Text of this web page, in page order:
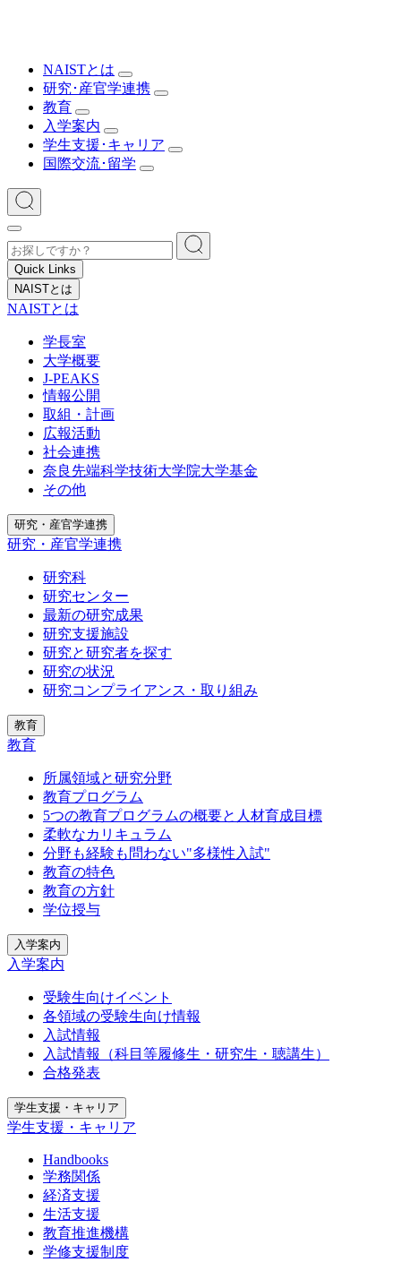
NAISTとは
研究･産官学連携
教育
入学案内
学生支援･キャリア
国際交流･留学
Quick Links
NAISTとは
NAISTとは
学長室
大学概要
J-PEAKS
情報公開
取組・計画
広報活動
社会連携
奈良先端科学技術大学院大学基金
その他
研究・産官学連携
研究・産官学連携
研究科
研究センター
最新の研究成果
研究支援施設
研究と研究者を探す
研究の状況
研究コンプライアンス・取り組み
教育
教育
所属領域と研究分野
教育プログラム
5つの教育プログラムの概要と人材育成目標
柔軟なカリキュラム
分野も経験も問わない"多様性入試"
教育の特色
教育の方針
学位授与
入学案内
入学案内
受験生向けイベント
各領域の受験生向け情報
入試情報
入試情報（科目等履修生・研究生・聴講生）
合格発表
学生支援・キャリア
学生支援・キャリア
Handbooks
学務関係
経済支援
生活支援
教育推進機構
学修支援制度